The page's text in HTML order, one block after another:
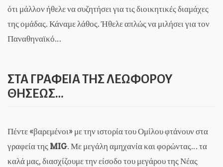
ότι μάλλον ήθελε να συζητήσει για τις διοικητικές διαμάχες
της ομάδας. Κάναμε λάθος. Ήθελε απλώς να μιλήσει για τον
Παναθηναϊκό…
ΣΤΑ ΓΡΑΦΕΙΑ ΤΗΣ ΛΕΩΦΟΡΟΥ
ΘΗΣΕΩΣ…
Πέντε «βαρεμένοι» με την ιστορία του Ομίλου φτάνουν στα
γραφεία τηςMIG. Με μεγάλη αμηχανία και φορώντας… τα
καλά μας, διασχίζουμε την είσοδο του μεγάρου της Νέας